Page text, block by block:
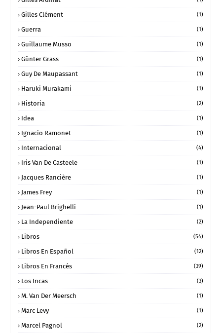
Gilles Clément (1)
Guerra (1)
Guillaume Musso (1)
Günter Grass (1)
Guy De Maupassant (1)
Haruki Murakami (1)
Historia (2)
Idea (1)
Ignacio Ramonet (1)
Internacional (4)
Iris Van De Casteele (1)
Jacques Rancière (1)
James Frey (1)
Jean-Paul Brighelli (1)
La Independiente (2)
Libros (54)
Libros En Español (12)
Libros En Francés (39)
Los Incas (3)
M. Van Der Meersch (1)
Marc Levy (1)
Marcel Pagnol (2)